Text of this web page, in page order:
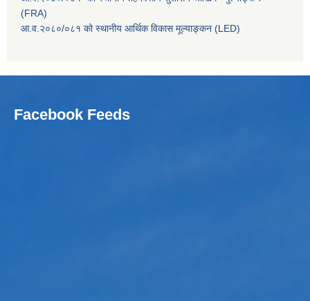
(FRA)
आ.व.२०८०/०८१ को स्थानीय आर्थिक विकास मूल्याङ्कन (LED)
Facebook Feeds